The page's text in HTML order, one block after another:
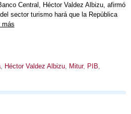
Central, Héctor Valdez Albizu, afirmó
sector turismo hará que la República
más
, Héctor Valdez Albizu, Mitur, PIB